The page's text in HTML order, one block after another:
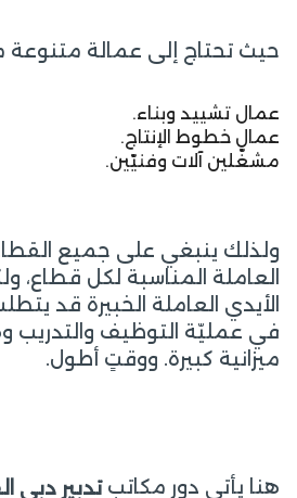
حيث تحتاج إلى عمالة متنوعة
عمال تشييد وبناء.
عمال خطوط الإنتاج.
مشغّلين آلات وفنيّين.
ولذلك ينبغي على جميع
العاملة المناسبة لكل قطاع،
الأيدي العاملة الخبيرة قد
في عمليّة التوظيف والتدريب
ميزانية كبيرة. ووقتٍ أطول.
هنا يأتي دور مكاتبتدبير